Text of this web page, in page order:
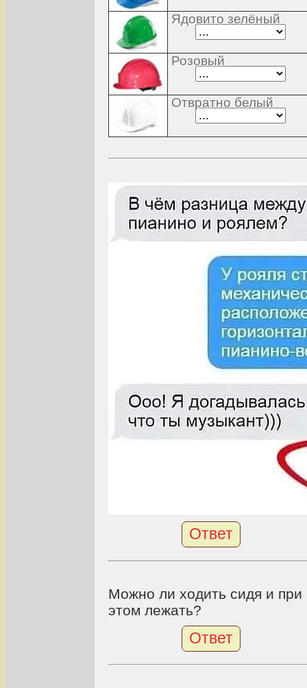
Ядовито зелёный
Розовый
Отвратно белый
Ответ
Можно ли ходить сидя и при
этом лежать?
Ответ